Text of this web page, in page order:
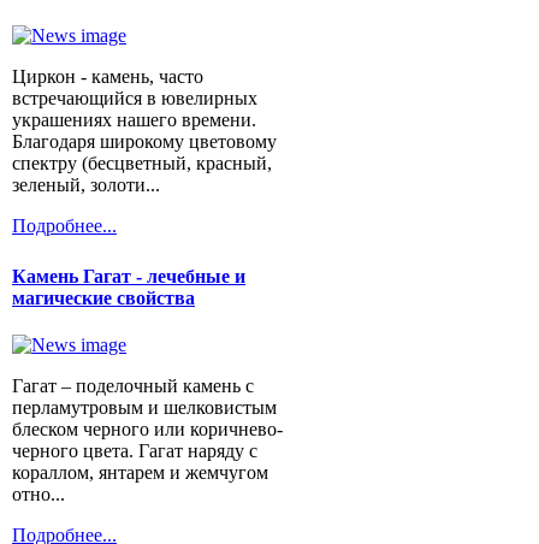
Циркон - камень, часто
встречающийся в ювелирных
украшениях нашего времени.
Благодаря широкому цветовому
спектру (бесцветный, красный,
зеленый, золоти...
Подробнее...
Камень Гагат - лечебные и
магические свойства
Гагат – поделочный камень с
перламутровым и шелковистым
блеском черного или коричнево-
черного цвета. Гагат наряду с
кораллом, янтарем и жемчугом
отно...
Подробнее...